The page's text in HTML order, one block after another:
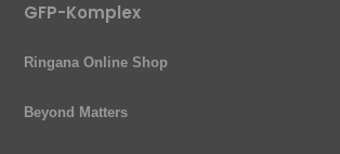
GFP-Komplex
Ringana Online Shop
Beyond Matters